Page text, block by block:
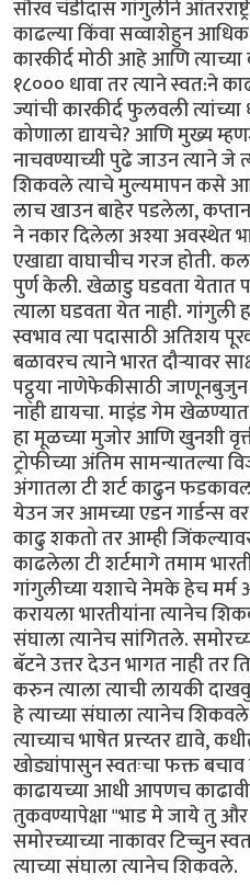
सौरव चंडीदास गांगुलीने
काढल्या किंवा सव्वाशेहुन आधिक
कारकीर्द मोठी आहे आणि
१८००० धावा तर त्याने स्वत:ने
ज्यांची कारकीर्द फुलवली
कोणाला द्यायचे? आणि मुख्य
नाचवण्याच्यी पुढे जाउन त्याने जे
शिकवले त्याचे मुल्यमापन कसे
लाच खाउन बाहेर पडलेला,
ने नकार दिलेला अश्या अवस्थेत
एखाद्या वाघाचीच गरज होती.
पुर्ण केली. खेळाडु घडवता येतात
त्याला घडवता येत नाही. गांगुली
स्वभाव त्या पदासाठी अतिशय
बळावरच त्याने भारत दौर्‍यावर
पट्ठ्या नाणेफेकीसाठी
नाही द्यायचा. माइंड गेम
हा मूळच्या मुजोर आणि खुनशी
ट्रोफीच्या अंतिम सामन्यातल्या
अंगातला टी शर्ट काढुन
येउन जर आमच्या एडन गार्डन्स
काढु शकतो तर आम्ही
काढलेला टी शर्टमागे तमाम
गांगुलीच्या यशाचे नेमके हेच
करायला भारतीयांना त्यानेच
संघाला त्यानेच सांगितले.
बॅटने उत्तर देउन भागत नाही तर
करुन त्याला त्याची लायकी
हे त्याच्या संघाला त्यानेच
त्याच्याच भाषेत प्रत्त्य्तर द्यावे,
खोड्यांपासुन स्वतःचा फक्त
काढायच्या आधी आपणच
तुकवण्यापेक्षा "भाड मे जाये तु
समोरच्याच्या नाकावर टिच्चुन
त्याच्या संघाला त्यानेच शिकवले.